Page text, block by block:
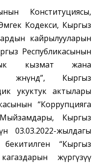
Конституциясы,
Кодекси, Кыргыз
кайрылууларын
Республикасынын
кызмат жана
Кыргыз
укуктук актылары
“Коррупцияга
Кыргыз
03.03.2022-жылдагы
“Кыргыз
жүргүзүү